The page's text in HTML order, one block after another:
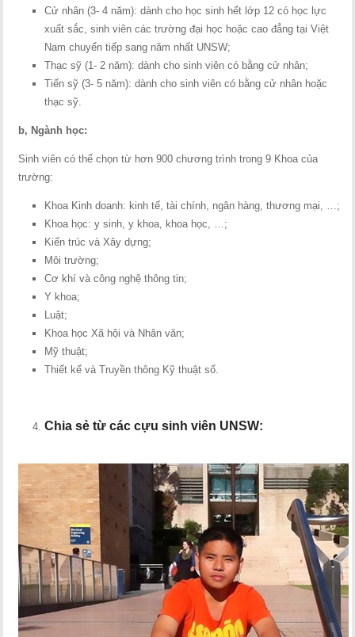
Cử nhân (3- 4 năm): dành cho học sinh hết lớp 12 có học lực
xuất sắc, sinh viên các trường đại học hoặc cao đẳng tại Việt
Nam chuyển tiếp sang năm nhất UNSW;
Thạc sỹ (1- 2 năm): dành cho sinh viên có bằng cử nhân;
Tiến sỹ (3- 5 năm): dành cho sinh viên có bằng cử nhân hoặc
thạc sỹ.
b, Ngành học:
Sinh viên có thể chọn từ hơn 900 chương trình trong 9 Khoa của
trường:
Khoa Kinh doanh: kinh tế, tài chính, ngân hàng, thương mại, …;
Khoa học: y sinh, y khoa, khoa học, …;
Kiến trúc và Xây dựng;
Môi trường;
Cơ khí và công nghệ thông tin;
Y khoa;
Luật;
Khoa học Xã hội và Nhân văn;
Mỹ thuật;
Thiết kế và Truyền thông Kỹ thuật số.
Chia sẻ từ các cựu sinh viên UNSW: